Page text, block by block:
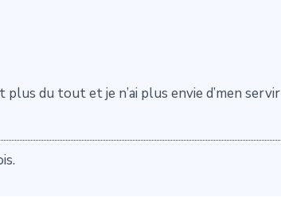
du tout et je n’ai plus envie d’men servir